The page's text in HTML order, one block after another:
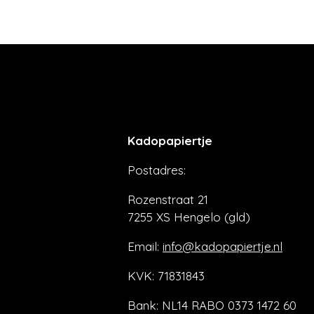
Kadopapiertje
Postadres:
Rozenstraat 21
7255 XS Hengelo (gld)
Email: info@kadopapiertje.nl
KVK: 71831843
Bank: NL14 RABO 0373 1472 60